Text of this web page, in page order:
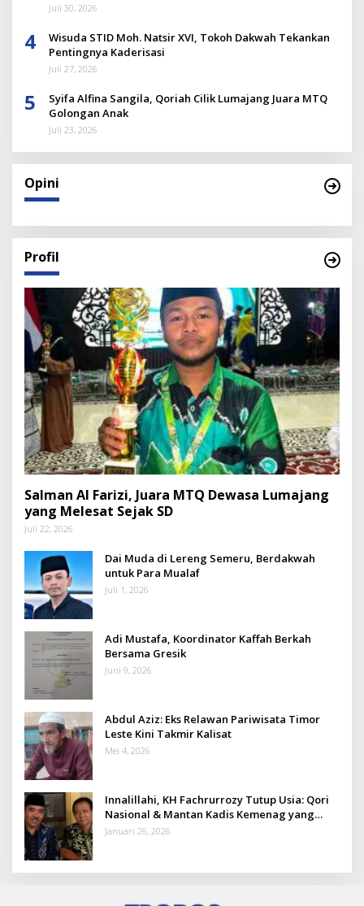
Juli 30, 2026
4
Wisuda STID Moh. Natsir XVI, Tokoh Dakwah Tekankan
Pentingnya Kaderisasi
Juli 27, 2026
5
Syifa Alfina Sangila, Qoriah Cilik Lumajang Juara MTQ
Golongan Anak
Juli 23, 2026
Opini
Profil
Salman Al Farizi, Juara MTQ Dewasa Lumajang
yang Melesat Sejak SD
Juli 22, 2026
Dai Muda di Lereng Semeru, Berdakwah
untuk Para Mualaf
Juli 1, 2026
Adi Mustafa, Koordinator Kaffah Berkah
Bersama Gresik
Juni 9, 2026
Abdul Aziz: Eks Relawan Pariwisata Timor
Leste Kini Takmir Kalisat
Mei 4, 2026
Innalillahi, KH Fachrurrozy Tutup Usia: Qori
Nasional & Mantan Kadis Kemenag yang
Penuh Teladan
Januari 26, 2026